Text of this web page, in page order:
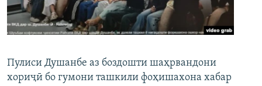
Пулиси Душанбе аз боздошти шаҳрвандони
хориҷӣ бо гумони ташкили фоҳишахона хабар